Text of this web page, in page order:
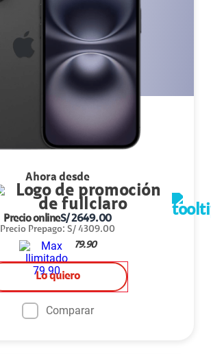
Ahora desde
Precio onlineS/2649.00
Precio Prepago: S/ 4309.00
79.90
Lo quiero
Comparar